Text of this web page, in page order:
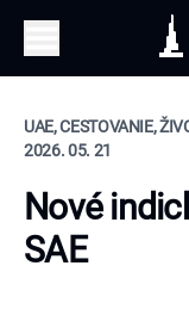
UAE, CESTOVANIE,
2026. 05. 21
Nové
SAE